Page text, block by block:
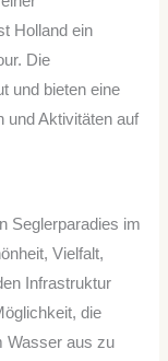
Holland ein
Die
und bieten eine
und Aktivitäten auf
Seglerparadies im
Vielfalt,
Infrastruktur
die
Wasser aus zu